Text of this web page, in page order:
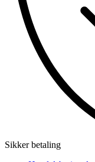
Sikker betaling